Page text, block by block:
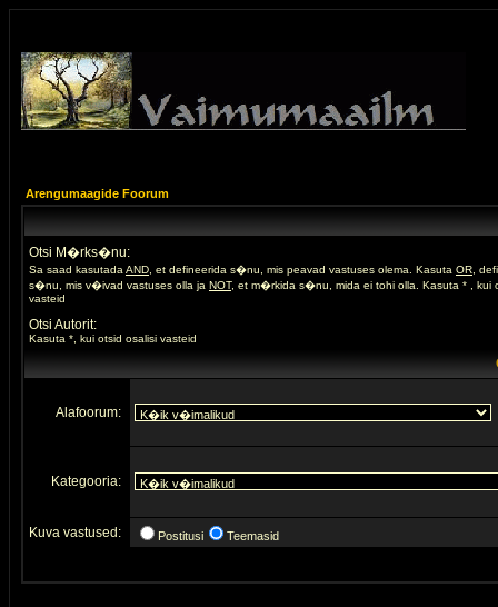
Arengumaagide Foorum
Otsi M�rks�nu:
Sa saad kasutada AND , et defineerida s�nu, mis peavad vastuses olema. Kasuta OR ,
s�nu, mis v�ivad vastuses olla ja NOT, et m�rkida s�nu, mida ei tohi olla. Kasuta * , kui
vasteid
Otsi Autorit:
Kasuta *, kui otsid osalisi vasteid
Alafoorum:
Kategooria:
Kuva vastused: Postitusi Teemasid